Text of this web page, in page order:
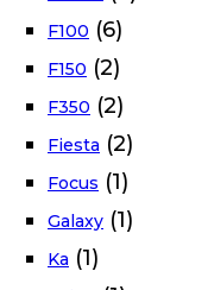
F100 (6)
F150 (2)
F350 (2)
Fiesta (2)
Focus (1)
Galaxy (1)
Ka (1)